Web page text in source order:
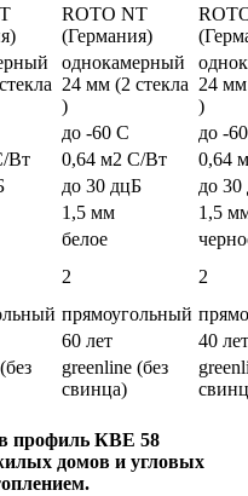
ROTO NT
(Германия)
однокамерный
24 мм (2 стекла
)
24 мм
)
до -60 С
до -
Вт 0,64 м2 С/Вт
0,64
до 30 дцБ
до 30
1,5 мм
1,5
белое
2
2
прямоугольный
60 лет
40 лет
greenline (без
свинца)
профиль КВЕ 58
домов и угловых